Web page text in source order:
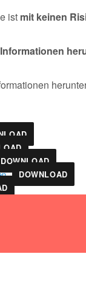
ist mit keinen
DOWNLOAD
DOWNLOAD